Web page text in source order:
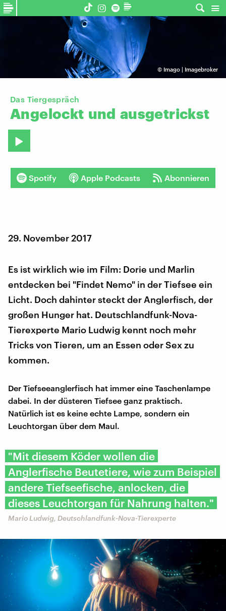
© Imago | Imagebroker
Das Tiergespräch
Angelockt und ausgetrickst
Spotify Apple Podcasts Abonnieren
29. November 2017
Es ist wirklich wie im Film: Dorie und Marlin
entdecken bei "Findet Nemo" in der Tiefsee ein
Licht. Doch dahinter steckt der Anglerfisch, der
großen Hunger hat. Deutschlandfunk-Nova-
Tierexperte Mario Ludwig kennt noch mehr
Tricks von Tieren, um an Essen oder Sex zu
kommen.
Der Tiefseeanglerfisch hat immer eine Taschenlampe
dabei. In der düsteren Tiefsee ganz praktisch.
Natürlich ist es keine echte Lampe, sondern ein
Leuchtorgan über dem Maul.
"Mit diesem Köder wollen die
Anglerfische Beutetiere, wie zum Beispiel
andere Tiefseefische, anlocken, die
dieses Leuchtorgan für Nahrung halten."
Mario Ludwig, Deutschlandfunk-Nova-Tierexperte